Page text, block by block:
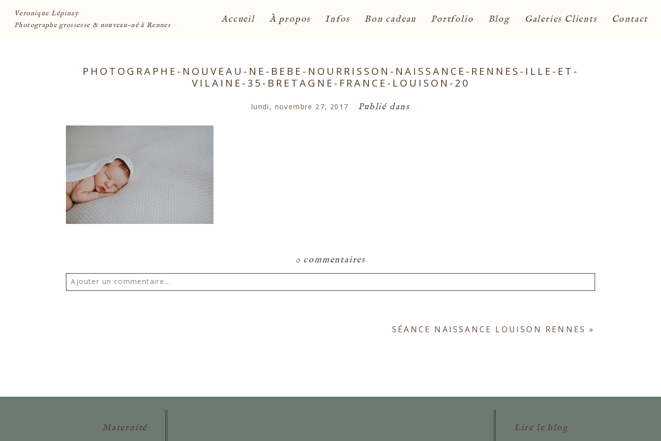
Veronique Lépinay
Photographe grossesse & nouveau-né à Rennes
Accueil À propos Infos Bon cadeau Portfolio Blog Galeries Clients Contact
PHOTOGRAPHE-NOUVEAU-NE-BEBE-NOURRISSON-NAISSANCE-RENNES-ILLE-ET-
VILAINE-35-BRETAGNE-FRANCE-LOUISON-20
lundi, novembre 27, 2017 Publié dans
0 commentaires
Ajouter un commentaire...
SÉANCE NAISSANCE LOUISON RENNES »
Maternité Lire le blog